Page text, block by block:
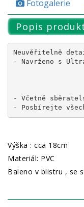
Fotogalerie
Popis
Neuvěřitelně
- Navrženo s
- Včetně
- Posbírejte
Výška : cca 18cm
Materiál: PVC
Baleno v blistru , se